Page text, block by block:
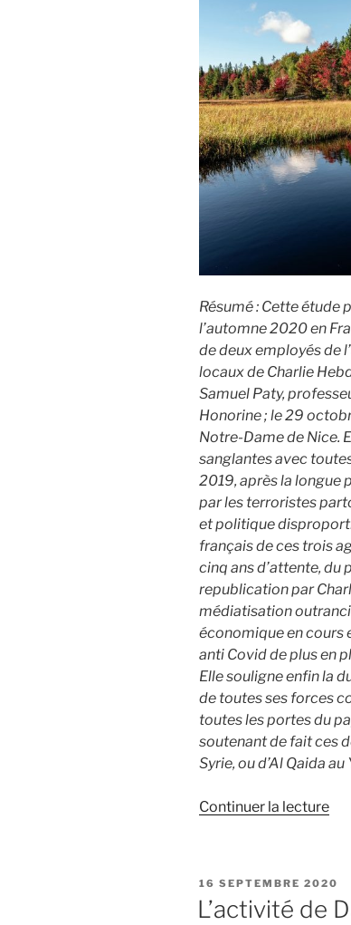
Résumé : Cette étude
l’automne 2020 en
de deux employés de
locaux de Charlie
Samuel Paty,
Honorine ; le 29
Notre-Dame de Nice.
sanglantes avec
2019, après la longue
par les terroristes
et politique
français de ces trois
cinq ans d’attente, du
republication par
médiatisation
économique en cours
anti Covid de plus en
Elle souligne enfin la
de toutes ses forces
toutes les portes du
soutenant de fait ces
Syrie, ou d’Al Qaida au
Continuer la lecturede
PUBLIÉ
LE
16 SEPTEMBRE 2020
L’activité de